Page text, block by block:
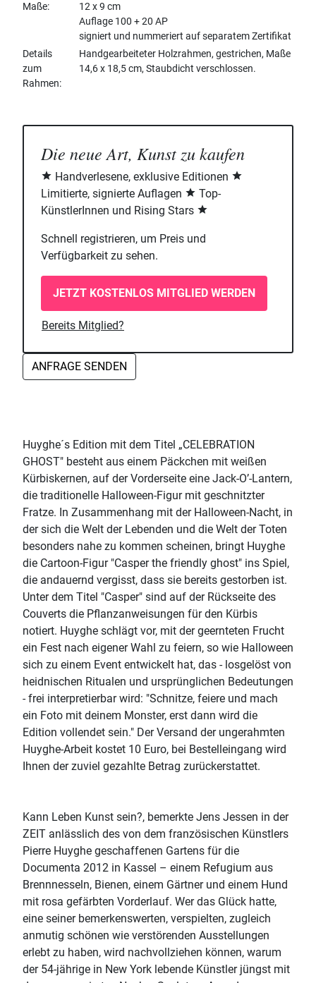
Maße
12 x 9 cm
Auflage 100 + 20 AP
signiert und nummeriert auf separatem Zertifikat
Details
zum
Rahmen
Handgearbeiteter Holzrahmen, gestrichen, Maße
14,6 x 18,5 cm, Staubdicht verschlossen.
Die neue Art, Kunst zu kaufen
Handverlesene, exklusive Editionen
Limitierte, signierte Auflagen
Top-
KünstlerInnen und Rising Stars
Schnell registrieren, um Preis und
Verfügbarkeit zu sehen.
JETZT KOSTENLOS MITGLIED WERDEN
Bereits Mitglied?
ANFRAGE SENDEN
Huyghe´s Edition mit dem Titel „CELEBRATION
GHOST" besteht aus einem Päckchen mit weißen
Kürbiskernen, auf der Vorderseite eine Jack-O’-Lantern,
die traditionelle Halloween-Figur mit geschnitzter
Fratze. In Zusammenhang mit der Halloween-Nacht, in
der sich die Welt der Lebenden und die Welt der Toten
besonders nahe zu kommen scheinen, bringt Huyghe
die Cartoon-Figur "Casper the friendly ghost" ins Spiel,
die andauernd vergisst, dass sie bereits gestorben ist.
Unter dem Titel "Casper" sind auf der Rückseite des
Couverts die Pflanzanweisungen für den Kürbis
notiert. Huyghe schlägt vor, mit der geernteten Frucht
ein Fest nach eigener Wahl zu feiern, so wie Halloween
sich zu einem Event entwickelt hat, das - losgelöst von
heidnischen Ritualen und ursprünglichen Bedeutungen
- frei interpretierbar wird: "Schnitze, feiere und mach
ein Foto mit deinem Monster, erst dann wird die
Edition vollendet sein." Der Versand der ungerahmten
Huyghe-Arbeit kostet 10 Euro, bei Bestelleingang wird
Ihnen der zuviel gezahlte Betrag zurückerstattet.
Kann Leben Kunst sein?, bemerkte Jens Jessen in der
ZEIT anlässlich des von dem französischen Künstlers
Pierre Huyghe geschaffenen Gartens für die
Documenta 2012 in Kassel – einem Refugium aus
Brennnesseln, Bienen, einem Gärtner und einem Hund
mit rosa gefärbten Vorderlauf. Wer das Glück hatte,
eine seiner bemerkenswerten, verspielten, zugleich
anmutig schönen wie verstörenden Ausstellungen
erlebt zu haben, wird nachvollziehen können, warum
der 54-jährige in New York lebende Künstler jüngst mit